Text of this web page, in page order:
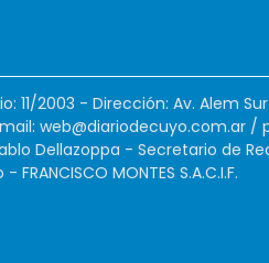
11/2003 - Dirección: Av. Alem
web@diariodecuyo.com.ar /
Dellazoppa - Secretario de
MONTES S.A.C.I.F.